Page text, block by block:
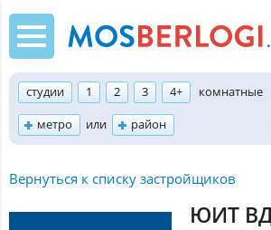
студии 1 2 3 4+
комнатные
метро
или район
Вернуться к списку застройщиков
ЮИТ